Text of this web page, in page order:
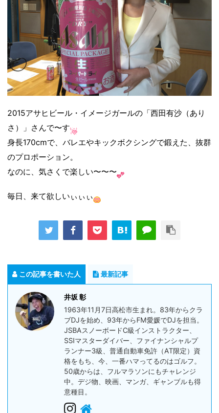
2015アサヒビール・イメージガールの「西田有沙（あり
さ）」さんで〜す
身長170cmで、バレエやキックボクシングで鍛えた、抜群
のプロポーション。
なのに、気さくで楽しい〜〜〜
毎日、来て欲しいぃぃぃ
この記事を書いた人 最新記事
井坂 彰
1963年11月7日高松市生まれ。83年からクラ
ブDJを始め、93年からFM愛媛でDJを担当。
JSBAスノーボードC級インストラクター、
SSIマスターダイバー、ファイナンシャルプ
ランナー3級、普通自動車免許（AT限定）資
格をもち、今、一番ハマってるのはゴルフ。
50歳からは、フルマラソンにもチャレンジ
中。デジ物、映画、マンガ、ギャンブルも得
意種目。